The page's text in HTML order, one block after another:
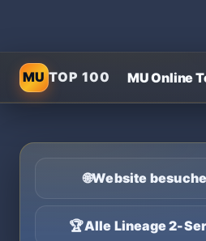
MUTOP 100 MU Online
🌐Website
🏆Alle Lineage 2-